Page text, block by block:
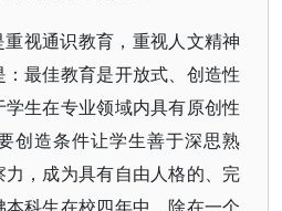
视通识教育，重视人文精神
最佳教育是开放式、创造性
生在专业领域内具有原创性
创造条件让学生善于深思熟
，成为具有自由人格的、完